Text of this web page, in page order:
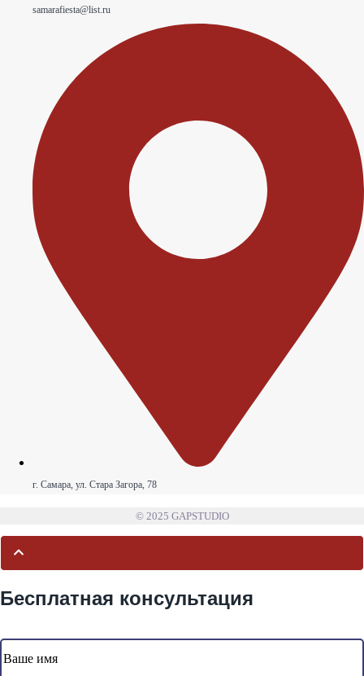
samarafiesta@list.ru
г. Самара, ул. Стара Загора, 78
© 2025 GAPSTUDIO
Бесплатная консультация